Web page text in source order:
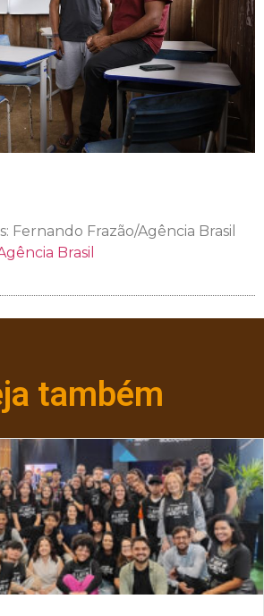
Fernando Frazão/Agência Brasil
Brasil
também